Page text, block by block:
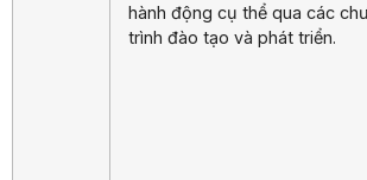
hành động cụ thể qua các
trình đào tạo và phát triển.